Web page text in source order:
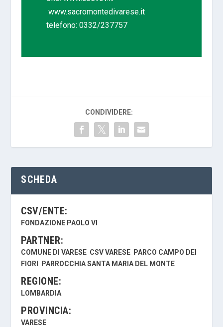
www.sacromontedivarese.it
telefono: 0332/237757
CONDIVIDERE:
SCHEDA
CSV/ENTE:
FONDAZIONE PAOLO VI
PARTNER:
COMUNE DI VARESE CSV VARESE PARCO CAMPO DEI
FIORI
PARROCCHIA SANTA MARIA DEL MONTE
REGIONE:
LOMBARDIA
PROVINCIA:
VARESE